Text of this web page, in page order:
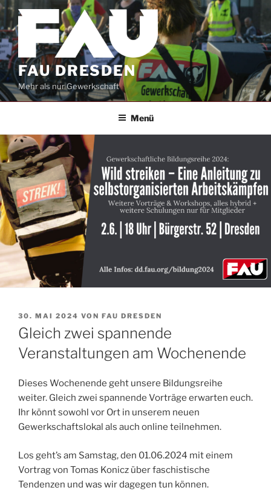
Zum
Inhalt
springen
FAU DRESDEN
Mehr als nur Gewerkschaft
Menü
VERÖFFENTLICHT
AM
30. MAI 2024 VON FAU DRESDEN
Gleich zwei spannende
Veranstaltungen am Wochenende
Dieses Wochenende geht unsere Bildungsreihe
weiter. Gleich zwei spannende Vorträge erwarten euch.
Ihr könnt sowohl vor Ort in unserem neuen
Gewerkschaftslokal als auch online teilnehmen.
Los geht’s am Samstag, den 01.06.2024 mit einem
Vortrag von Tomas Konicz über faschistische
Tendenzen und was wir dagegen tun können.